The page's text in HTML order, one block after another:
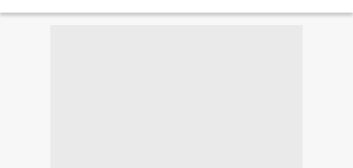
ents